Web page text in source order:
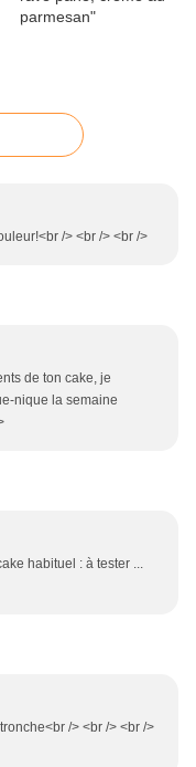
/> <br /> <br />
de ton cake, je
nique la semaine
habituel : à tester ...
/> <br /> <br />